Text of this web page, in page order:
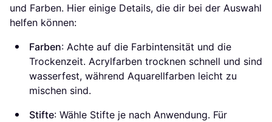
und Farben. Hier einige Details, die dir bei der Auswahl
helfen können:
Farben: Achte auf die Farbintensität und die
Trockenzeit. Acrylfarben trocknen schnell und sind
wasserfest, während Aquarellfarben leicht zu
mischen sind.
Stifte: Wähle Stifte je nach Anwendung. Für